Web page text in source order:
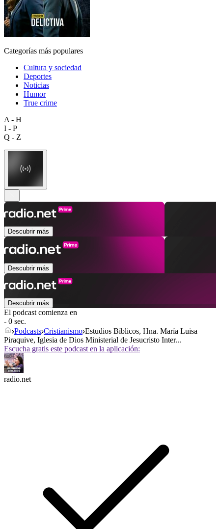
Categorías más populares
Cultura y sociedad
Deportes
Noticias
Humor
True crime
A - H
I - P
Q - Z
Descubrir más
Descubrir más
Descubrir más
El podcast comienza en
- 0 sec.
Podcasts Cristianismo Estudios Bíblicos, Hna. María Luisa
Piraquive, Iglesia de Dios Ministerial de Jesucristo Inter...
Escucha gratis este podcast en la aplicación:
radio.net